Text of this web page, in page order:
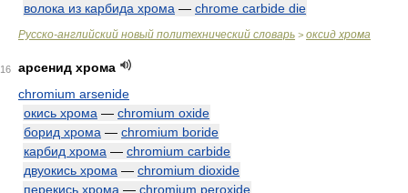
волока из карбида хрома — chrome carbide die
Русско-английский новый политехнический словарь > оксид хрома
16
арсенид хрома
chromium arsenide
окись хрома — chromium oxide
борид хрома — chromium boride
карбид хрома — chromium carbide
двуокись хрома — chromium dioxide
перекись хрома — chromium peroxide